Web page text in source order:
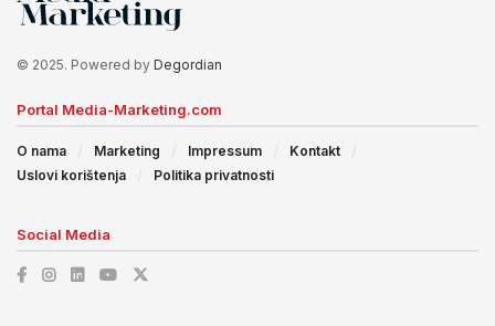
© 2025. Powered by Degordian
Portal Media-Marketing.com
O nama Marketing Impressum
Kontakt
Uslovi korištenja
Politika privatnosti
Social Media